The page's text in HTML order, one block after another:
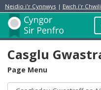
Neidio i'r Cynnwys | Ewch i'r
Casglu
Page Menu